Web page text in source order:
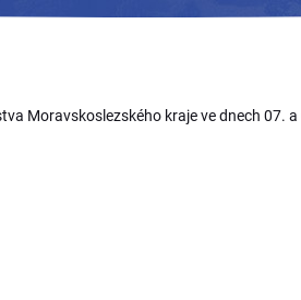
Moravskoslezského kraje ve dnech 07.